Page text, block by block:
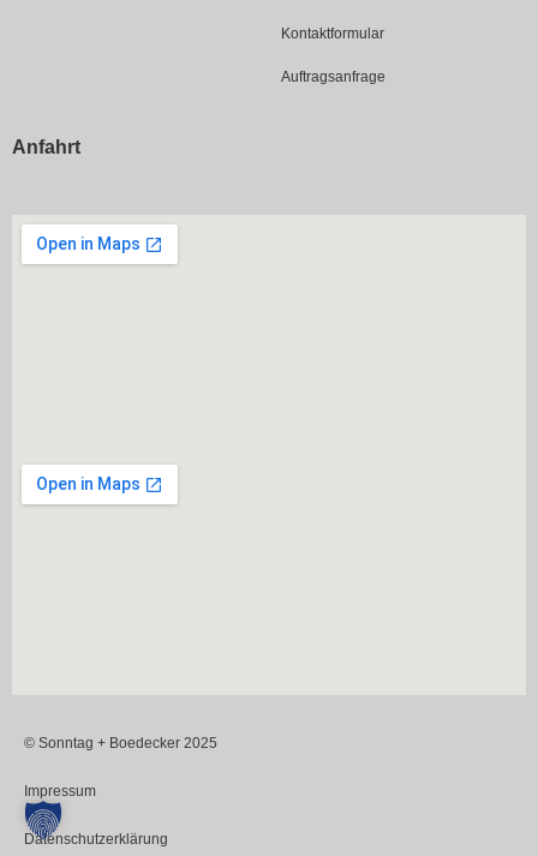
Kontaktformular
Auftragsanfrage
Anfahrt
© Sonntag + Boedecker 2025
Impressum
Datenschutzerklärung